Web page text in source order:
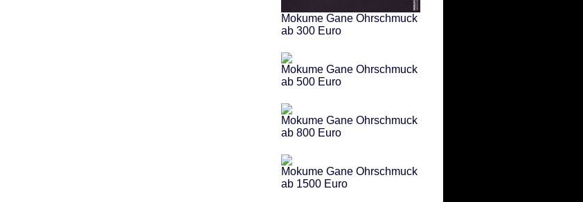
Mokume Gane Ohrschmuck
ab 300 Euro
Mokume Gane Ohrschmuck
ab 500 Euro
Mokume Gane Ohrschmuck
ab 800 Euro
Mokume Gane Ohrschmuck
ab 1500 Euro